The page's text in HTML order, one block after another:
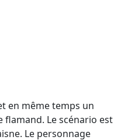
en même temps un
flamand. Le scénario est
Le personnage